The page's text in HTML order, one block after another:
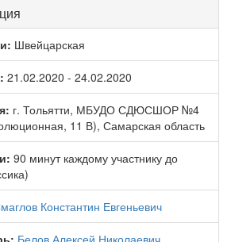
Швейцарская
21.02.2020 - 24.02.2020
г. Тольятти, МБУДО СДЮСШОР №4
11 В), Самарская область
90 минут каждому участнику до
Константин Евгеньевич
Белов Алексей Николаевич